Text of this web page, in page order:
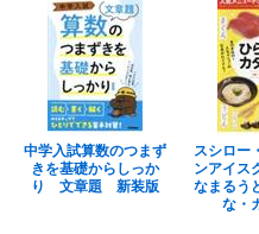
中学入試算数のつまず
きを基礎からしっか
り 文章題 新装版
スシロー
ンアイス
なまる
な・